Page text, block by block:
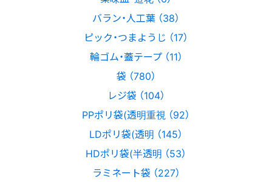
バラン・人工葉 （38）
ピック・つまようじ （17）
輪ゴム・蓋テープ （11）
袋 （780）
レジ袋 （104）
PPポリ袋(透明重視 （92）
LDポリ袋(透明 （145）
HDポリ袋(半透明 （53）
ラミネート袋 （227）